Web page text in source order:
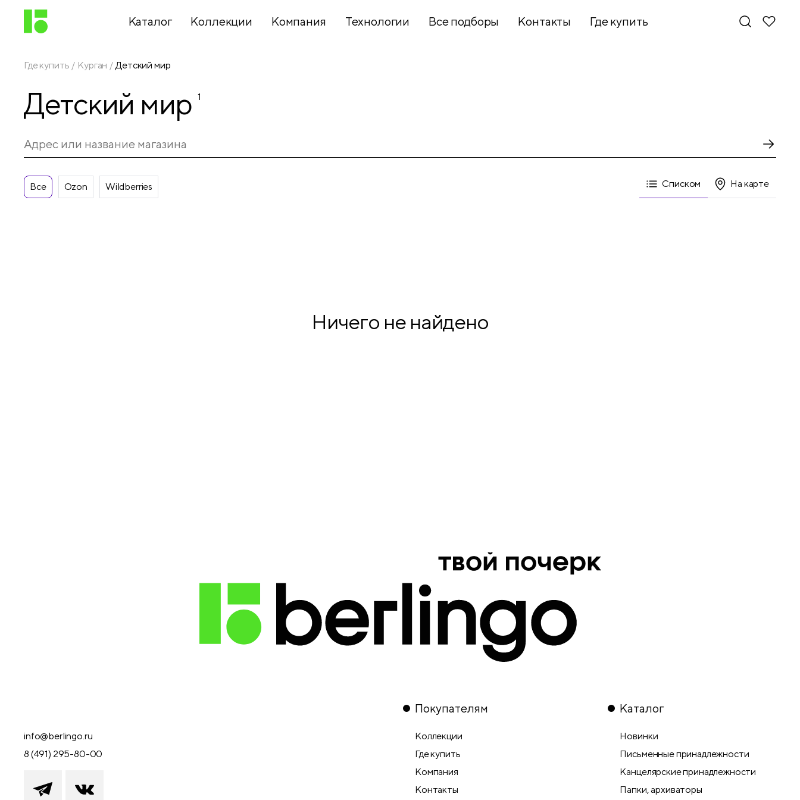
Каталог
принадлежности
Канцелярские
принадлежности
Папки,
оборудование
Коллекции Компания Технологии Все подборы Контакты Где купить
Где купить Курган Детский мир
Детский мир 1
Все Ozon Wildberries Списком На карте
Ничего не найдено
Покупателям
Коллекции
Где купить
Компания
Контакты
Каталог
Новинки
Письменные принадлежности
Канцелярские принадлежности
Папки, архиваторы
info@berlingo.ru
8 (491) 295-80-00